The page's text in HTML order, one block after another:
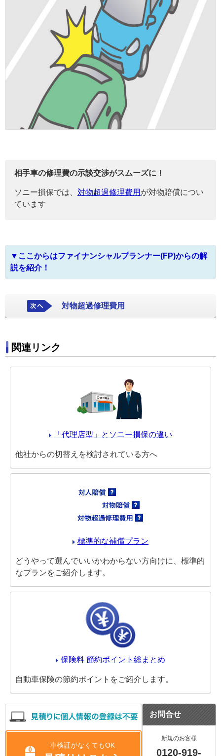
相手車の修理費の示談交渉がスムーズに！
ソニー損保では、 対物超過修理費用 が対物賠償につい
ています
▼ここからはファイナンシャルプランナー(FP)からの解
説を紹介！
対物超過修理費用
関連リンク
「代理店型」とソニー損保の違い
他社からの切替えを検討されている方へ
標準的な補償プラン
どうやって選んでいいかわからない方向けに、標準的
なプランをご紹介します。
保険料 節約ポイント総まとめ
自動車保険の節約ポイントをご紹介します。
車検証がなくてもOK
お問合せ
新規のお客様
0120-919-